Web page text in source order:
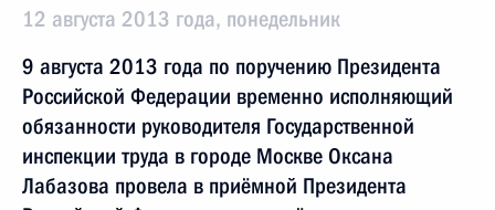
12 августа 2013 года, понедельник
9 августа 2013 года по поручению Президента
Российской Федерации временно исполняющий
обязанности руководителя Государственной
инспекции труда в городе Москве Оксана
Лабазова провела в приёмной Президента